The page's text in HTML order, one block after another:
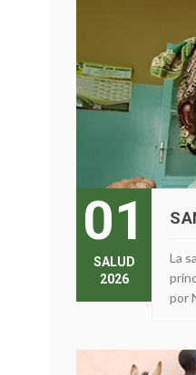
01
SALUD
2026
La
por